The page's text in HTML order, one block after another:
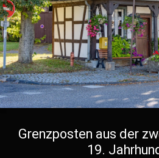
Grenzposten aus der
19.